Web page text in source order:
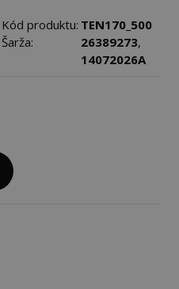
Kód produktu: TEN170_500
Šarža: 26389273,
14072026A